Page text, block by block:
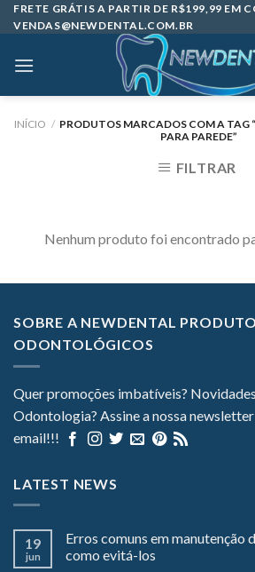
Skip
to
FRETE GRÁTIS A PARTIR DE R$199,99 EM
VENDAS@NEWDENTAL.COM.BR
INÍCIO / PRODUTOS MARCADOS COM A TAG
PARA PAREDE”
FILTRAR
Nenhum produto foi encontrado
SOBRE A NEWDENTAL
ODONTOLÓGICOS
Quer promoções imbatíveis?
Odontologia? Assine a nossa
email!!!
LATEST NEWS
19
jun
Erros comuns em manutenção
como evitá-los